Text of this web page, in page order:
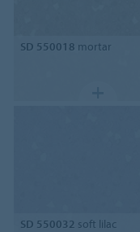
SD 550018 mortar
SD 550032 soft lilac